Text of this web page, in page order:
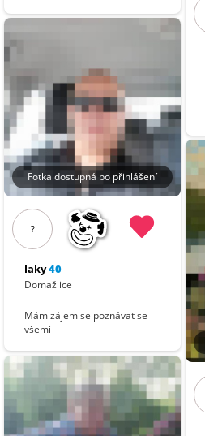
Fotka dostupná po přihlášení
?
laky40
Domažlice
Mám zájem se poznávat se
všemi